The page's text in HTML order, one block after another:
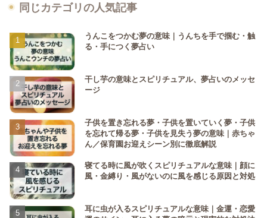
同じカテゴリの人気記事
うんこをつかむ夢の意味｜うんちを手で掴む・触
る・手につく夢占い
干し芋の意味とスピリチュアル、夢占いのメッセ
ージ
子供を置き忘れる夢・子供を置いていく夢・子供
を忘れて帰る夢・子供を見失う夢の意味｜赤ちゃ
ん／保育園お迎えシーン別に徹底解説
寝てる時に風が吹くスピリチュアルな意味｜顔に
風・金縛り・風がないのに風を感じる原因と対処
耳に虫が入るスピリチュアルな意味｜金運・恋愛